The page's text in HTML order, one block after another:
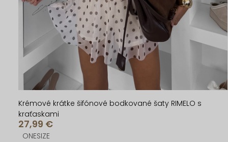
u
k
t
o
v
u
k
t
o
v
Krémové krátke šifónové bodkované šaty RIMELO s
kraťaskami
27,99 €
ONESIZE